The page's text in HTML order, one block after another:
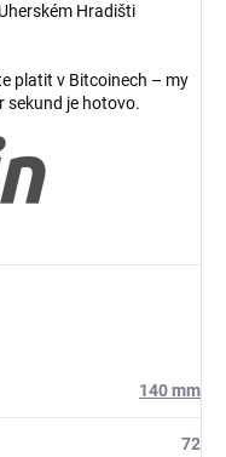
Hradišti
platit v Bitcoinech – my
sekund je hotovo.
140 mm
72